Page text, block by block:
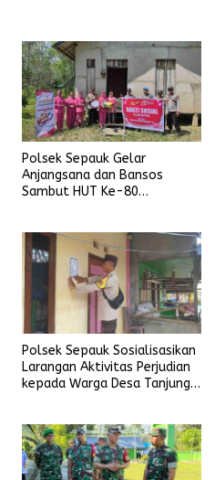
Polsek Sepauk Gelar
Anjangsana dan Bansos
Sambut HUT Ke-80
Polsek Sepauk Sosialisasikan
Larangan Aktivitas Perjudian
kepada Warga Desa Tanjung